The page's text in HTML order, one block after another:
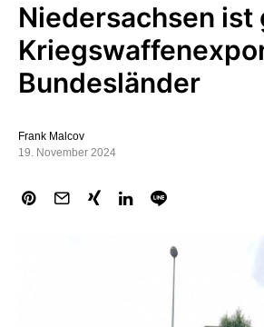
Niedersachsen ist
Bundesländer
Frank Malcov
19. November 2024